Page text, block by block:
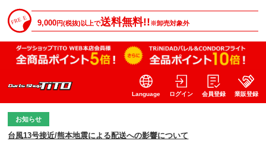
9,000円(税抜)以上で送料無料!!※卸売対象外
Language ログイン 会員登録 業販登録
お知らせ
台風13号接近/熊本地震による配送への影響について